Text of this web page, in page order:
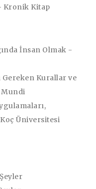
Kronik Kitap
İnsan Olmak -
Gereken Kurallar ve
Mundi
Üniversitesi